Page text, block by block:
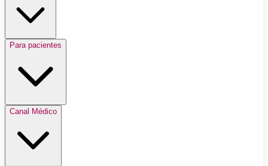
Para pacientes
Canal Médico